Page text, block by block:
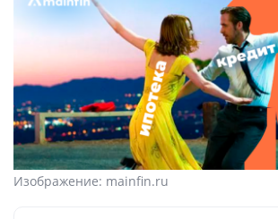
Изображение: mainfin.ru